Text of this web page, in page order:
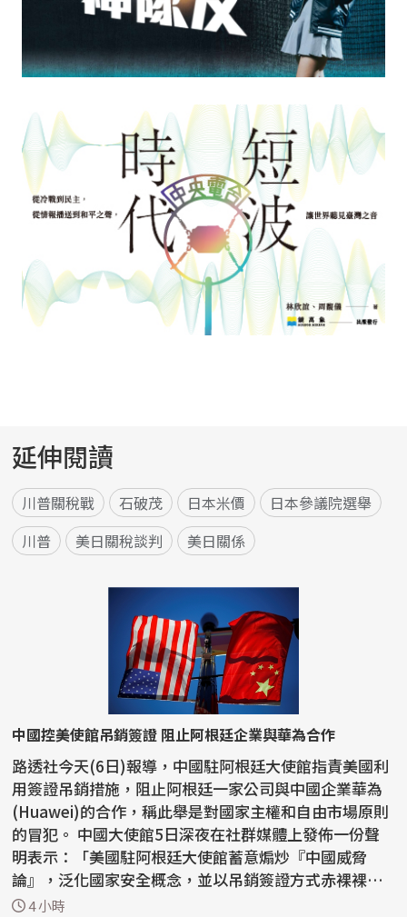
延伸閱讀
川普關稅戰 石破茂 日本米價
日本參議院選舉
川普
美日關稅談判 美日關係
中國控美使館吊銷簽證 阻止阿根廷企業與華為合作
路透社今天(6日)報導，中國駐阿根廷大使館指責美國利
用簽證吊銷措施，阻止阿根廷一家公司與中國企業華為
(Huawei)的合作，稱此舉是對國家主權和自由市場原則
的冒犯。 中國大使館5日深夜在社群媒體上發佈一份聲
明表示：「美國駐阿根廷大使館蓄意煽炒『中國威脅
論』，泛化國家安全概念，並以吊銷簽證方式赤裸裸阻
止正常...
4 小時